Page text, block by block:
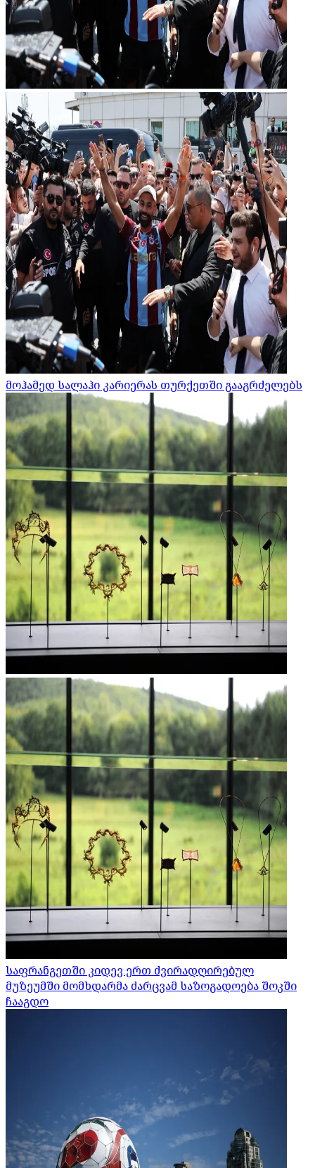
მოჰამედ სალაჰი კარიერას თურქეთში გააგრძელებს
საფრანგეთში კიდევ ერთ ძვირადღირებულ
მუზეუმში მომხდარმა ძარცვამ საზოგადოება შოკში
ჩააგდო